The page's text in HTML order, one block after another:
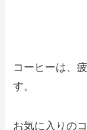
コーヒーは、
す。
お気に入りの